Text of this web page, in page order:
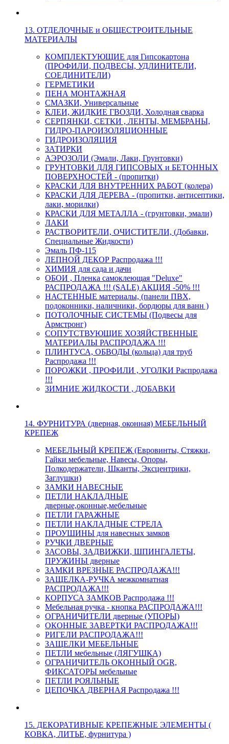
13. ОТДЕЛОЧНЫЕ и ОБЩЕСТРОИТЕЛЬНЫЕ
МАТЕРИАЛЫ
КОМПЛЕКТУЮЩИЕ для Гипсокартона
(ПРОФИЛИ, ПОДВЕСЫ, УДЛИНИТЕЛИ,
СОЕДИНИТЕЛИ)
ГЕРМЕТИКИ
ПЕНА МОНТАЖНАЯ
СМАЗКИ, Универсальные
КЛЕИ, ЖИДКИЕ ГВОЗДИ, Холодная сварка
СЕРПЯНКИ, СЕТКИ , ЛЕНТЫ, МЕМБРАНЫ,
ГИДРО-ПАРОИЗОЛЯЦИОННЫЕ
ГИДРОИЗОЛЯЦИЯ
ЗАТИРКИ
АЭРОЗОЛИ (Эмали, Лаки, Грунтовки)
ГРУНТОВКИ ДЛЯ ГИПСОВЫХ и БЕТОННЫХ
ПОВЕРХНОСТЕЙ - (пропитки)
КРАСКИ ДЛЯ ВНУТРЕННИХ РАБОТ (колера)
КРАСКИ ДЛЯ ДЕРЕВА - (пропитки, антисептики,
лаки, морилки)
КРАСКИ ДЛЯ МЕТАЛЛА - (грунтовки, эмали)
ЛАКИ
РАСТВОРИТЕЛИ, ОЧИСТИТЕЛИ, (Добавки,
Специальные Жидкости)
Эмаль ПФ-115
ЛЕПНОЙ ДЕКОР Распродажа !!!
ХИМИЯ для сада и дачи
ОБОИ , Пленка самоклеющая "Deluxe"
РАСПРОДАЖА !!! (SALE) АКЦИЯ -50% !!!
НАСТЕННЫЕ материалы, (панели ПВХ,
подоконники, наличники, бордюры для ванн )
ПОТОЛОЧНЫЕ СИСТЕМЫ (Подвесы для
Армстронг)
СОПУТСТВУЮЩИЕ ХОЗЯЙСТВЕННЫЕ
МАТЕРИАЛЫ РАСПРОДАЖА !!!
ПЛИНТУСА, ОБВОДЫ (кольца) для труб
Распродажа !!!
ПОРОЖКИ , ПРОФИЛИ , УГОЛКИ Распродажа
!!!
ЗИМНИЕ ЖИДКОСТИ , ДОБАВКИ
14. ФУРНИТУРА (дверная, оконная) МЕБЕЛЬНЫЙ
КРЕПЕЖ
МЕБЕЛЬНЫЙ КРЕПЕЖ (Евровинты, Стяжки,
Гайки мебельные, Навесы, Опоры,
Полкодержатели, Шканты, Эксцентрики,
Заглушки)
ЗАМКИ НАВЕСНЫЕ
ПЕТЛИ НАКЛАДНЫЕ
дверные,оконные,мебельные
ПЕТЛИ ГАРАЖНЫЕ
ПЕТЛИ НАКЛАДНЫЕ СТРЕЛА
ПРОУШИНЫ для навесных замков
РУЧКИ ДВЕРНЫЕ
ЗАСОВЫ, ЗАДВИЖКИ, ШПИНГАЛЕТЫ,
ПРУЖИНЫ дверные
ЗАМКИ ВРЕЗНЫЕ РАСПРОДАЖА!!!
ЗАЩЕЛКА-РУЧКА межкомнатная
РАСПРОДАЖА!!!
КОРПУСА ЗАМКОВ Распродажа !!!
Мебельная ручка - кнопка РАСПРОДАЖА!!!
ОГРАНИЧИТЕЛИ дверные (УПОРЫ)
ОКОННЫЕ ЗАВЕРТКИ РАСПРОДАЖА!!!
РИГЕЛИ РАСПРОДАЖА!!!
ЗАЩЕЛКИ МЕБЕЛЬНЫЕ
ПЕТЛИ мебельные (ЛЯГУШКА)
ОГРАНИЧИТЕЛЬ ОКОННЫЙ OGR,
ФИКСАТОРЫ мебельные
ПЕТЛИ РОЯЛЬНЫЕ
ЦЕПОЧКА ДВЕРНАЯ Распродажа !!!
15. ДЕКОРАТИВНЫЕ КРЕПЕЖНЫЕ ЭЛЕМЕНТЫ (
КОВКА, ЛИТЬЕ, фурнитура )